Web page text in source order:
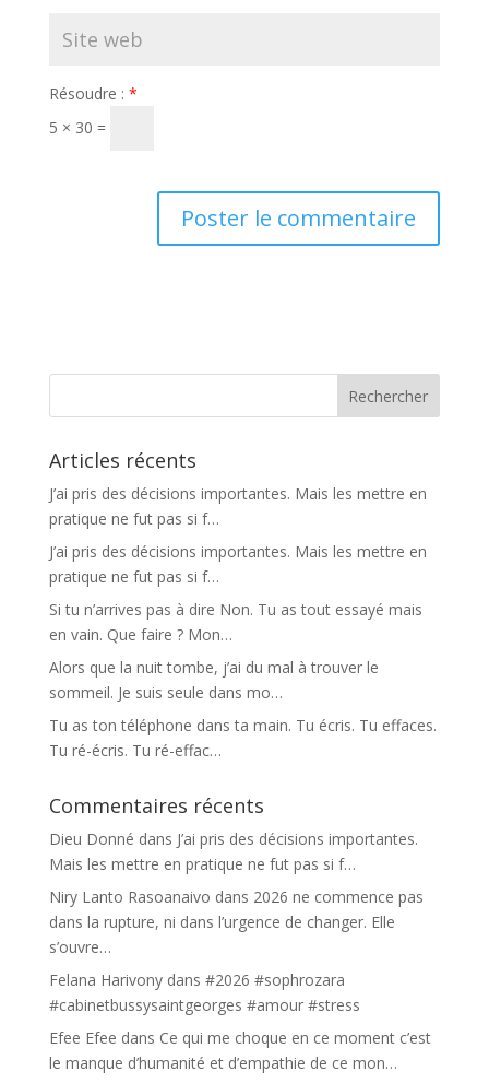
Résoudre : *
5 × 30 =
Articles récents
J’ai pris des décisions importantes. Mais les mettre en
pratique ne fut pas si f…
J’ai pris des décisions importantes. Mais les mettre en
pratique ne fut pas si f…
Si tu n’arrives pas à dire Non. Tu as tout essayé mais
en vain. Que faire ? Mon…
Alors que la nuit tombe, j’ai du mal à trouver le
sommeil. Je suis seule dans mo…
Tu as ton téléphone dans ta main. Tu écris. Tu effaces.
Tu ré-écris. Tu ré-effac…
Commentaires récents
Dieu Donné dans J’ai pris des décisions importantes.
Mais les mettre en pratique ne fut pas si f…
Niry Lanto Rasoanaivo dans 2026 ne commence pas
dans la rupture, ni dans l’urgence de changer. Elle
s’ouvre…
Felana Harivonydans #2026 #sophrozara
#cabinetbussysaintgeorges #amour #stress
Efee Efee dans Ce qui me choque en ce moment c’est
le manque d’humanité et d’empathie de ce mon…